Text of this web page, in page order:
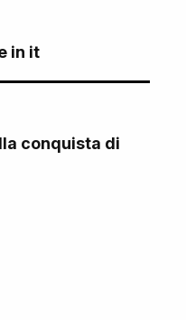
in it
conquista di